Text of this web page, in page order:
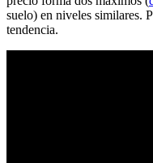
suelo) en niveles similares.
tendencia.